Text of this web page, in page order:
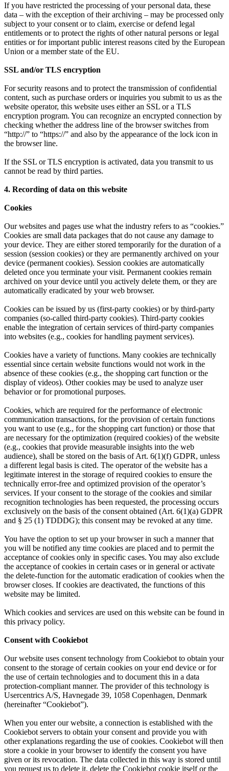
If you have restricted the processing of your personal data, these
data – with the exception of their archiving – may be processed only
subject to your consent or to claim, exercise or defend legal
entitlements or to protect the rights of other natural persons or legal
entities or for important public interest reasons cited by the European
Union or a member state of the EU.
SSL and/or TLS encryption
For security reasons and to protect the transmission of confidential
content, such as purchase orders or inquiries you submit to us as the
website operator, this website uses either an SSL or a TLS
encryption program. You can recognize an encrypted connection by
checking whether the address line of the browser switches from
“http://” to “https://” and also by the appearance of the lock icon in
the browser line.
If the SSL or TLS encryption is activated, data you transmit to us
cannot be read by third parties.
4. Recording of data on this website
Cookies
Our websites and pages use what the industry refers to as “cookies.”
Cookies are small data packages that do not cause any damage to
your device. They are either stored temporarily for the duration of a
session (session cookies) or they are permanently archived on your
device (permanent cookies). Session cookies are automatically
deleted once you terminate your visit. Permanent cookies remain
archived on your device until you actively delete them, or they are
automatically eradicated by your web browser.
Cookies can be issued by us (first-party cookies) or by third-party
companies (so-called third-party cookies). Third-party cookies
enable the integration of certain services of third-party companies
into websites (e.g., cookies for handling payment services).
Cookies have a variety of functions. Many cookies are technically
essential since certain website functions would not work in the
absence of these cookies (e.g., the shopping cart function or the
display of videos). Other cookies may be used to analyze user
behavior or for promotional purposes.
Cookies, which are required for the performance of electronic
communication transactions, for the provision of certain functions
you want to use (e.g., for the shopping cart function) or those that
are necessary for the optimization (required cookies) of the website
(e.g., cookies that provide measurable insights into the web
audience), shall be stored on the basis of Art. 6(1)(f) GDPR, unless
a different legal basis is cited. The operator of the website has a
legitimate interest in the storage of required cookies to ensure the
technically error-free and optimized provision of the operator’s
services. If your consent to the storage of the cookies and similar
recognition technologies has been requested, the processing occurs
exclusively on the basis of the consent obtained (Art. 6(1)(a) GDPR
and § 25 (1) TDDDG); this consent may be revoked at any time.
You have the option to set up your browser in such a manner that
you will be notified any time cookies are placed and to permit the
acceptance of cookies only in specific cases. You may also exclude
the acceptance of cookies in certain cases or in general or activate
the delete-function for the automatic eradication of cookies when the
browser closes. If cookies are deactivated, the functions of this
website may be limited.
Which cookies and services are used on this website can be found in
this privacy policy.
Consent with Cookiebot
Our website uses consent technology from Cookiebot to obtain your
consent to the storage of certain cookies on your end device or for
the use of certain technologies and to document this in a data
protection-compliant manner. The provider of this technology is
Usercentrics A/S, Havnegade 39, 1058 Copenhagen, Denmark
(hereinafter “Cookiebot”).
When you enter our website, a connection is established with the
Cookiebot servers to obtain your consent and provide you with
other explanations regarding the use of cookies. Cookiebot will then
store a cookie in your browser to identify the consent you have
given or its revocation. The data collected in this way is stored until
you request us to delete it, delete the Cookiebot cookie itself or the